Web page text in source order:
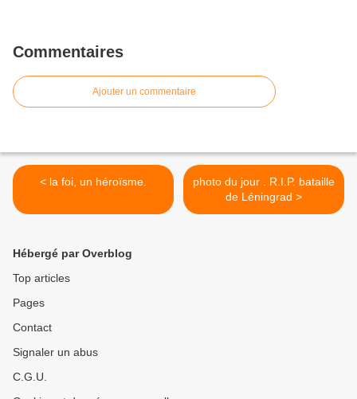
Commentaires
Ajouter un commentaire
< la foi, un héroïsme.
photo du jour . R.I.P. bataille
de Léningrad >
Hébergé par Overblog
Top articles
Pages
Contact
Signaler un abus
C.G.U.